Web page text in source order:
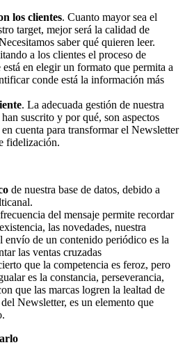
los clientes. Cuanto mayor sea el
target, mejor será la calidad de
saber qué quieren leer.
a los clientes el proceso de
en elegir un formato que permita a
conde está la información más
. La adecuada gestión de nuestra
suscrito y por qué, son aspectos
cuenta para transformar el Newsletter
fidelización.
de nuestra base de datos, debido a
del mensaje permite recordar
las novedades, nuestra
envío de un contenido periódico es la
las ventas cruzadas
que la competencia es feroz, pero
es la constancia, perseverancia,
que las marcas logren la lealtad de
Newsletter, es un elemento que